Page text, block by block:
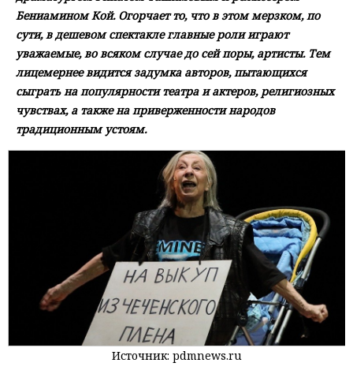
Бениамином Кой. Огорчает то, что в этом мерзком, по
сути, в дешевом спектакле главные роли играют
уважаемые, во всяком случае до сей поры, артисты. Тем
лицемернее видится задумка авторов, пытающихся
сыграть на популярности театра и актеров, религиозных
чувствах, а также на приверженности народов
традиционным устоям.
Источник: pdmnews.ru